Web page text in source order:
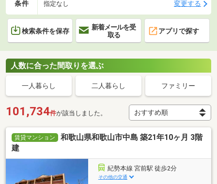
条件 指定なし 変更する
検索条件を保存
新着メールを受
取る
アプリで探す
人数に合った間取りを選ぶ
一人暮らし 二人暮らし ファミリー
101,734件が該当しました。
賃貸マンション
和歌山県和歌山市中島 築21年10ヶ月 3階
建
紀勢本線 宮前駅 徒歩2分
その他の交通